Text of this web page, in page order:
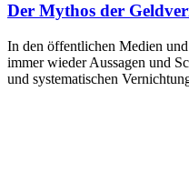
Der Mythos der
In den öffentlichen Medien
immer wieder Aussagen und
und systematischen